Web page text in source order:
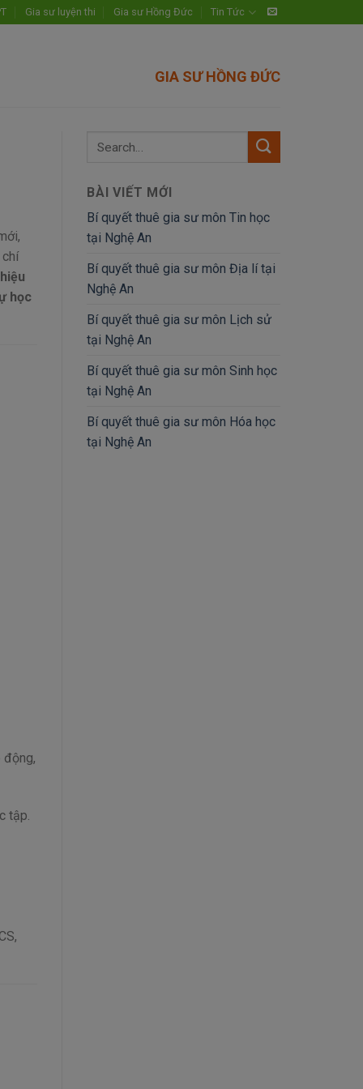
Gia sư luyện thi Gia sư Hồng Đức Tin Tức
GIA SƯ HỒNG ĐỨC
chí
học
động,
tập.
BÀI VIẾT MỚI
Bí quyết thuê gia sư môn Tin học
tại Nghệ An
Bí quyết thuê gia sư môn Địa lí tại
Nghệ An
Bí quyết thuê gia sư môn Lịch sử
tại Nghệ An
Bí quyết thuê gia sư môn Sinh học
tại Nghệ An
Bí quyết thuê gia sư môn Hóa học
tại Nghệ An